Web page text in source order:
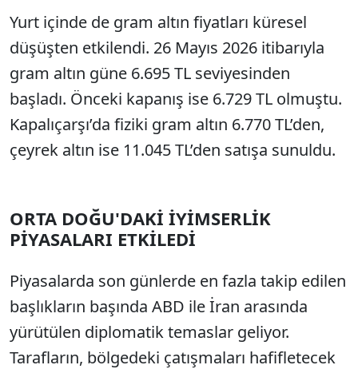
Sesi Aç
Yurt içinde de gram altın fiyatları küresel
düşüşten etkilendi. 26 Mayıs 2026 itibarıyla
gram altın güne 6.695 TL seviyesinden
başladı. Önceki kapanış ise 6.729 TL olmuştu.
Kapalıçarşı’da fiziki gram altın 6.770 TL’den,
çeyrek altın ise 11.045 TL’den satışa sunuldu.
ORTA DOĞU'DAKİ İYİMSERLİK
PİYASALARI ETKİLEDİ
Piyasalarda son günlerde en fazla takip edilen
başlıkların başında ABD ile İran arasında
yürütülen diplomatik temaslar geliyor.
Tarafların, bölgedeki çatışmaları hafifletecek